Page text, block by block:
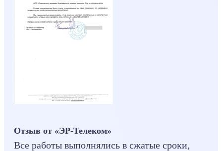
Отзыв от «ЭР-Телеком»
Все работы выполнялись в сжатые сроки,